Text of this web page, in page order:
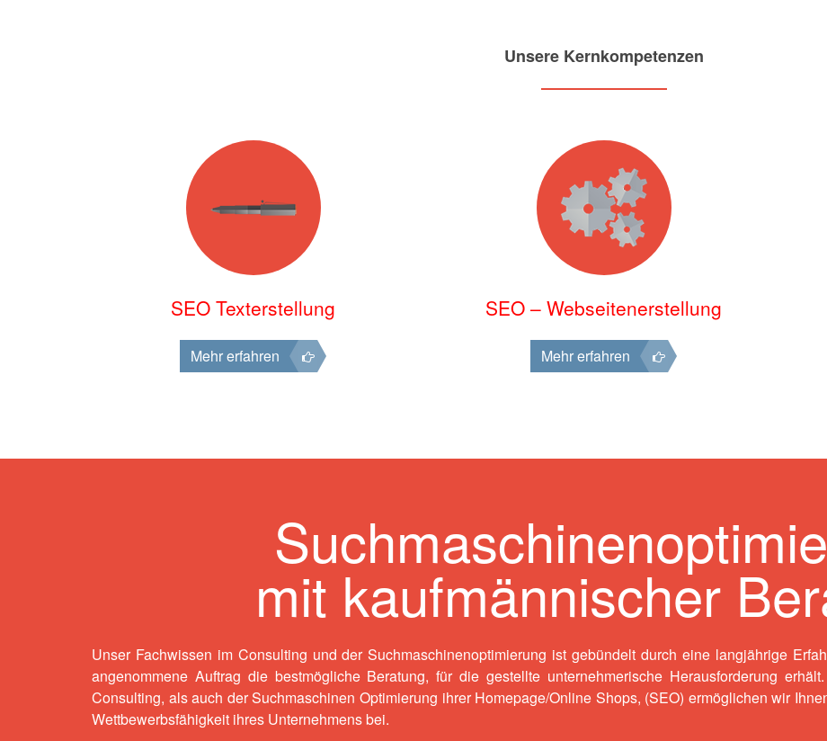
Unsere Kernkompetenzen
SEO Texterstellung
Mehr erfahren
SEO – Webseitenerstellung
Mehr erfahren
mit kaufmännischer
Unser Fachwissen im Consulting und der Suchmaschinenoptimierung ist gebündelt durch eine langjährige
angenommene Auftrag die bestmögliche Beratung, für die gestellte unternehmerische Herausforderung
Consulting, als auch der Suchmaschinen Optimierung ihrer Homepage/Online Shops, (SEO) ermöglichen wir
Wettbewerbsfähigkeit ihres Unternehmens bei.